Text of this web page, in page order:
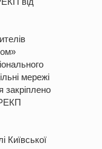
мережі
закріплено
Київської